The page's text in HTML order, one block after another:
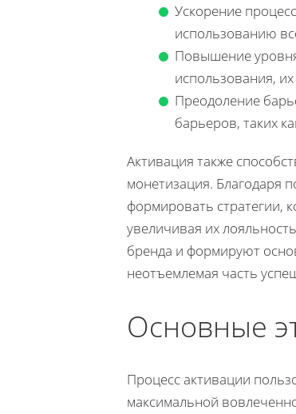
Ускорение
использованию
Повышение
использования,
Преодоление
барьеров, таких
Активация также
монетизация. Благодаря
формировать стратегии,
увеличивая их
бренда и формируют
неотъемлемая часть
Основные
Процесс активации
максимальной